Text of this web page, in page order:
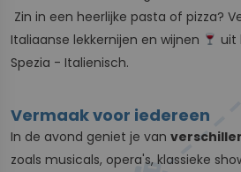
Zin in een heerlijke pasta of pizza?
Italiaanse lekkernijen en wijnen
uit
Spezia - Italienisch.
Vermaak voor iedereen
In de avond geniet je van
zoals musicals, opera's, klassieke